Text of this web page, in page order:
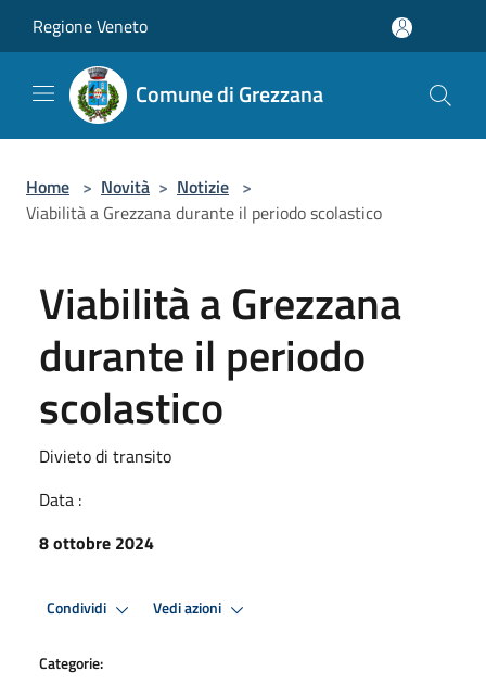
Regione Veneto
Comune di Grezzana
Home > Novità > Notizie >
Viabilità a Grezzana durante il periodo scolastico
Viabilità a Grezzana
durante il periodo
scolastico
Divieto di transito
Data :
8 ottobre 2024
Condividi Vedi azioni
Categorie: